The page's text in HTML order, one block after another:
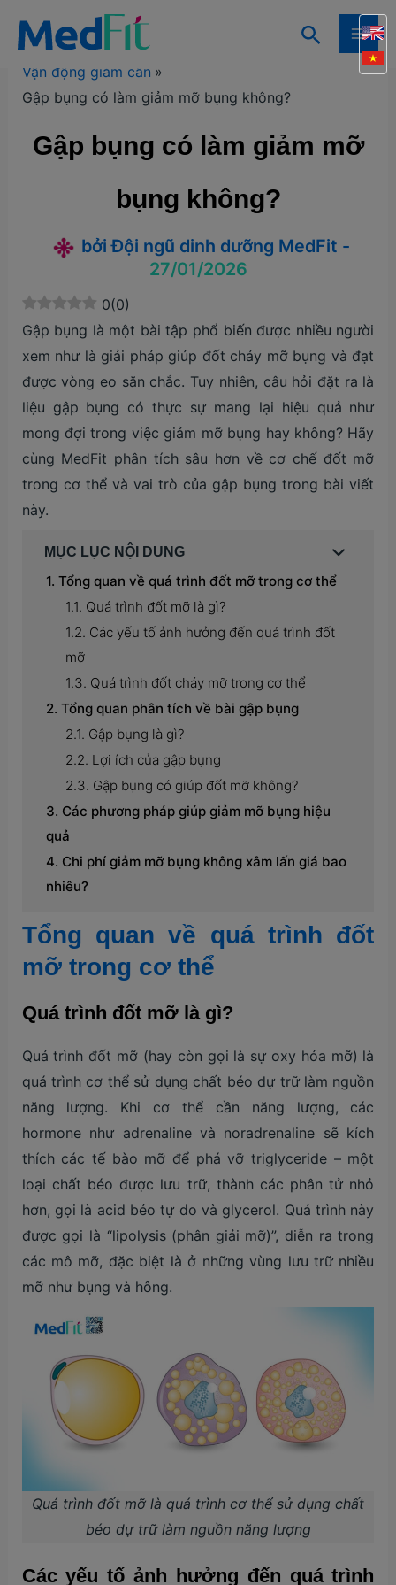
dung
Tìm
kiếm
Trang chủ Kiến thức
Kiến thức giảm cân
Vận động giảm cân
Gập bụng có làm giảm mỡ bụng không?
Gập bụng có làm giảm mỡ
bụng không?
bởi Đội ngũ dinh dưỡng MedFit -
27/01/2026
0(0)
Gập bụng là một bài tập phổ biến được nhiều người
xem như là giải pháp giúp đốt cháy mỡ bụng và đạt
được vòng eo săn chắc. Tuy nhiên, câu hỏi đặt ra là
liệu gập bụng có thực sự mang lại hiệu quả như
mong đợi trong việc giảm mỡ bụng hay không? Hãy
cùng MedFit phân tích sâu hơn về cơ chế đốt mỡ
trong cơ thể và vai trò của gập bụng trong bài viết
này.
MỤC LỤC NỘI DUNG
Tổng quan về quá trình đốt mỡ trong cơ thể
Quá trình đốt mỡ là gì?
Các yếu tố ảnh hưởng đến quá trình đốt
mỡ
Quá trình đốt cháy mỡ trong cơ thể
Tổng quan phân tích về bài gập bụng
Gập bụng là gì?
Lợi ích của gập bụng
Gập bụng có giúp đốt mỡ không?
Các phương pháp giúp giảm mỡ bụng hiệu
quả
Chi phí giảm mỡ bụng không xâm lấn giá bao
nhiêu?
Tổng quan về quá trình đốt
mỡ trong cơ thể
Quá trình đốt mỡ là gì?
Quá trình đốt mỡ (hay còn gọi là sự oxy hóa mỡ) là
quá trình cơ thể sử dụng chất béo dự trữ làm nguồn
năng lượng. Khi cơ thể cần năng lượng, các
hormone như adrenaline và noradrenaline sẽ kích
thích các tế bào mỡ để phá vỡ triglyceride – một
loại chất béo được lưu trữ, thành các phân tử nhỏ
hơn, gọi là acid béo tự do và glycerol. Quá trình này
được gọi là “lipolysis (phân giải mỡ)”, diễn ra trong
các mô mỡ, đặc biệt là ở những vùng lưu trữ nhiều
mỡ như bụng và hông.
Quá trình đốt mỡ là quá trình cơ thể sử dụng chất
béo dự trữ làm nguồn năng lượng
Các yếu tố ảnh hưởng đến quá trình